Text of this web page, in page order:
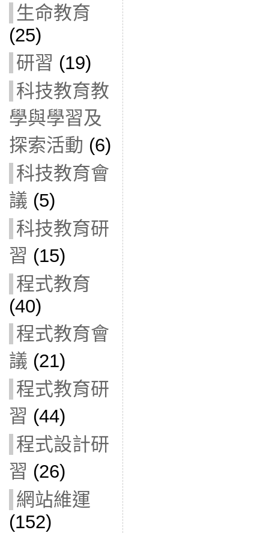
生命教育
(25)
研習 (19)
科技教育教
學與學習及
探索活動 (6)
科技教育會
議 (5)
科技教育研
習 (15)
程式教育
(40)
程式教育會
議 (21)
程式教育研
習 (44)
程式設計研
習 (26)
網站維運
(152)